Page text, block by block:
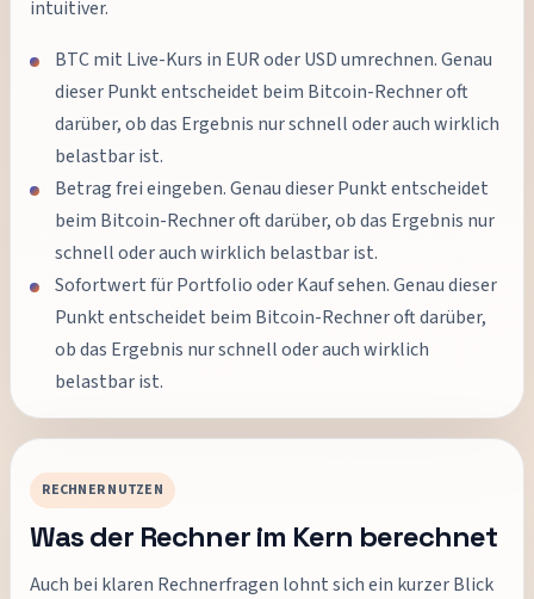
intuitiver.
BTC mit Live-Kurs in EUR oder USD umrechnen. Genau
dieser Punkt entscheidet beim Bitcoin-Rechner oft
darüber, ob das Ergebnis nur schnell oder auch wirklich
belastbar ist.
Betrag frei eingeben. Genau dieser Punkt entscheidet
beim Bitcoin-Rechner oft darüber, ob das Ergebnis nur
schnell oder auch wirklich belastbar ist.
Sofortwert für Portfolio oder Kauf sehen. Genau dieser
Punkt entscheidet beim Bitcoin-Rechner oft darüber,
ob das Ergebnis nur schnell oder auch wirklich
belastbar ist.
RECHNER NUTZEN
Was der Rechner im Kern berechnet
Auch bei klaren Rechnerfragen lohnt sich ein kurzer Blick